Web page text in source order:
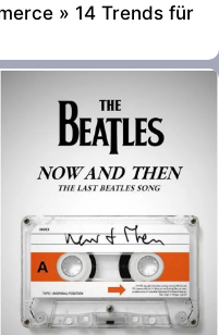
» 14 Trends für